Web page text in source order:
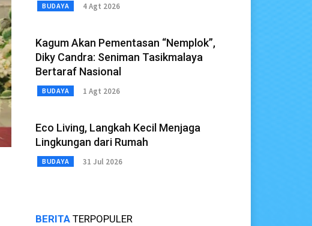
BUDAYA 4 Agt 2026
Kagum Akan Pementasan “Nemplok”,
Diky Candra: Seniman Tasikmalaya
Bertaraf Nasional
BUDAYA 1 Agt 2026
Eco Living, Langkah Kecil Menjaga
Lingkungan dari Rumah
BUDAYA 31 Jul 2026
BERITA TERPOPULER